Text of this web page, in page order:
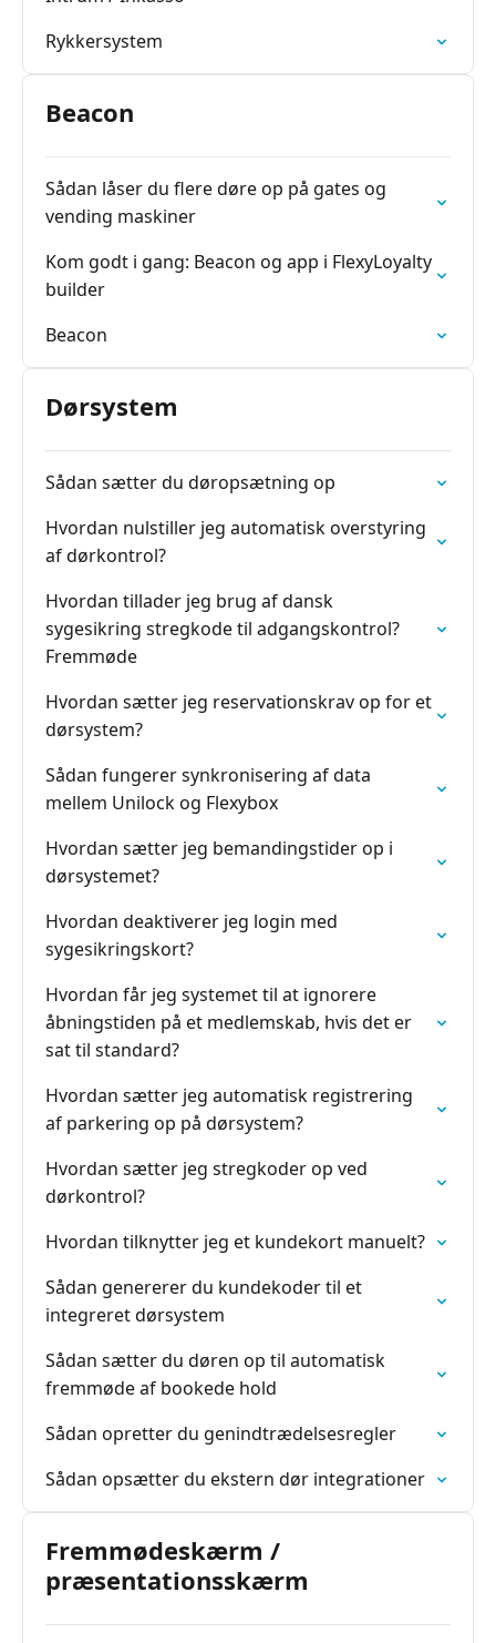
Rykkersystem
Beacon
Sådan låser du flere døre op på gates og
vending maskiner
Kom godt i gang: Beacon og app i FlexyLoyalty
builder
Beacon
Dørsystem
Sådan sætter du døropsætning op
Hvordan nulstiller jeg automatisk overstyring
af dørkontrol?
Hvordan tillader jeg brug af dansk
sygesikring stregkode til adgangskontrol?
Fremmøde
Hvordan sætter jeg reservationskrav op for et
dørsystem?
Sådan fungerer synkronisering af data
mellem Unilock og Flexybox
Hvordan sætter jeg bemandingstider op i
dørsystemet?
Hvordan deaktiverer jeg login med
sygesikringskort?
Hvordan får jeg systemet til at ignorere
åbningstiden på et medlemskab, hvis det er
sat til standard?
Hvordan sætter jeg automatisk registrering
af parkering op på dørsystem?
Hvordan sætter jeg stregkoder op ved
dørkontrol?
Hvordan tilknytter jeg et kundekort manuelt?
Sådan genererer du kundekoder til et
integreret dørsystem
Sådan sætter du døren op til automatisk
fremmøde af bookede hold
Sådan opretter du genindtrædelsesregler
Sådan opsætter du ekstern dør integrationer
Fremmødeskærm /
præsentationsskærm